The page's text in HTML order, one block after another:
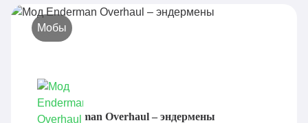
Мобы
Мод Enderman Overhaul – эндермены